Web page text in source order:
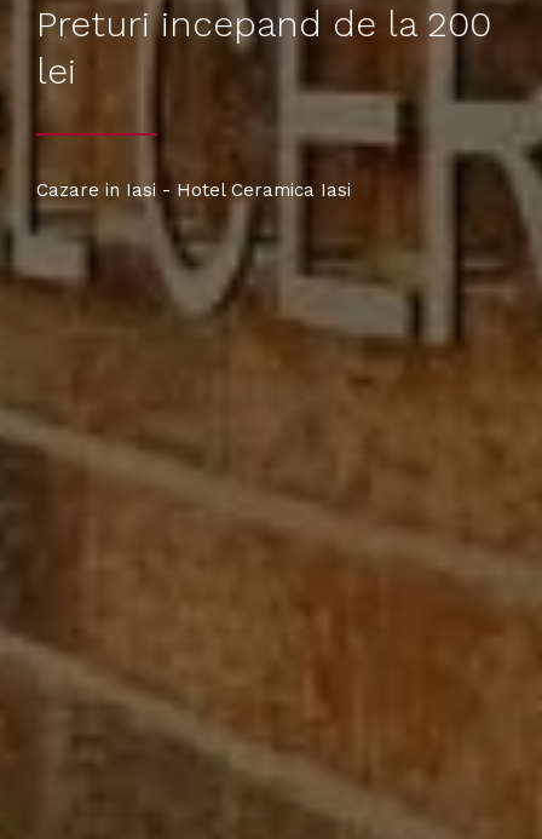
Preturi incepand de la 200
lei
Cazare in Iasi - Hotel Ceramica Iasi